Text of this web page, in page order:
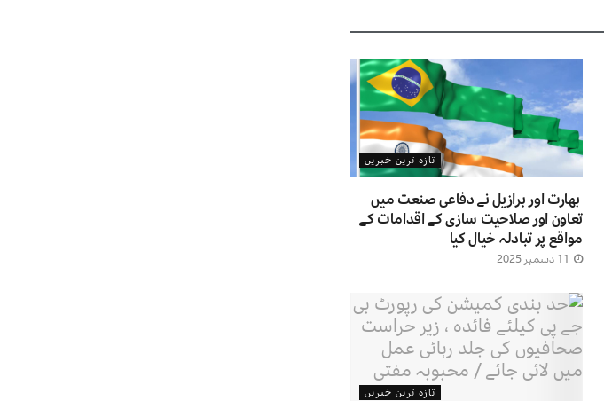
تازہ ترین خبریں
بھارت اور برازیل نے دفاعی صنعت میں
تعاون اور صلاحیت سازی کے اقدامات کے
مواقع پر تبادلہ خیال کیا
تازہ ترین خبریں